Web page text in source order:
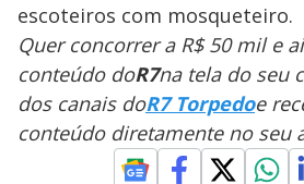
escoteiros com mosqueteiro.
Quer concorrer a R$ 50 mil e
conteúdo doR7na tela do seu
dos canais doR7 Torpedoe
conteúdo diretamente no seu